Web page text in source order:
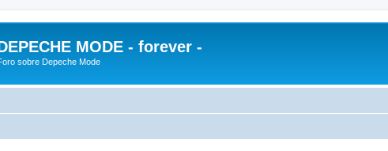
MODE - forever -
sobre Depeche Mode